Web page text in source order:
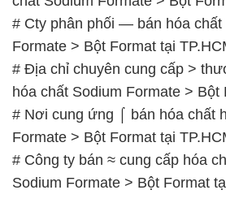
# Cty phân phối — bán hóa chất
Formate > Bột Format tại
# Địa chỉ chuyên cung cấp >
hóa chất Sodium Formate > Bột
# Nơi cung ứng ⌠ bán hóa chất
Formate > Bột Format tại
# Công ty bán ≈ cung cấp hóa
Sodium Formate > Bột Format